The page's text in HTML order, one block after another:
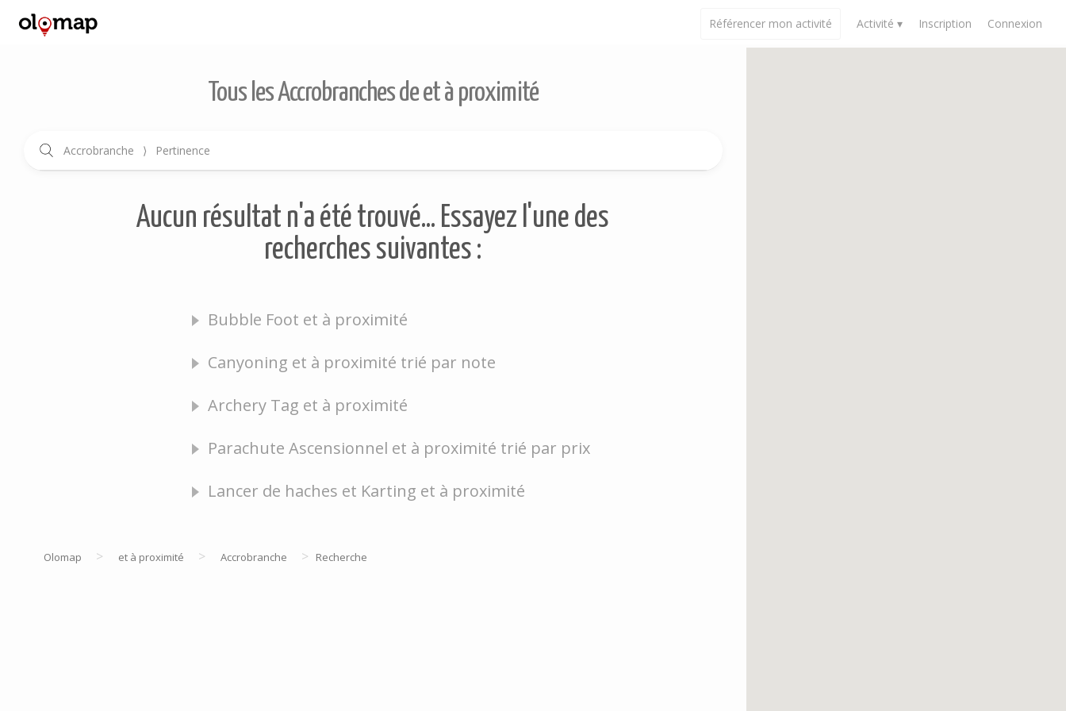
Référencer mon activité Activité ▾ Inscription Connexion
Tous les Accrobranches de et à proximité
Accrobranche ⟩ Pertinence
Aucun résultat n'a été trouvé... Essayez l'une des
recherches suivantes :
Bubble Foot et à proximité
Canyoning et à proximité trié par note
Archery Tag et à proximité
Parachute Ascensionnel et à proximité trié par prix
Lancer de haches et Karting et à proximité
Olomap > et à proximité > Accrobranche > Recherche